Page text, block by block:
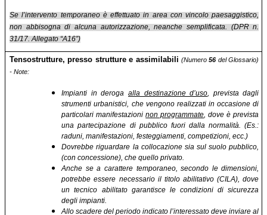
Se l’intervento temporaneo è effettuato in area con vincolo paesaggistico,
non abbisogna di alcuna autorizzazione, neanche semplificata. (DPR n.
31/17. Allegato “A16”)
Tensostrutture, presso strutture e assimilabili(Numero 56 del Glossario)
- Note:
Impianti in deroga alla destinazione d’uso, prevista dagli
strumenti urbanistici, che vengono realizzati in occasione di
particolari manifestazioninon programmate, dove è prevista
una partecipazione di pubblico fuori dalla normalità. (Es.:
raduni, manifestazioni, festeggiamenti, competizioni, ecc.)
Dovrebbe riguardare la collocazione sia sul suolo pubblico,
(con concessione), che quello privato.
Anche se a carattere temporaneo, secondo le dimensioni,
potrebbe essere necessario il titolo abilitativo (CILA), dove
un tecnico abilitato garantisce le condizioni di sicurezza
degli impianti.
Allo scadere del periodo indicato l’interessato deve inviare al